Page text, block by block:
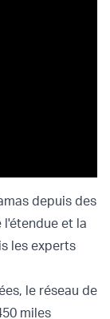
depuis des
l'étendue et la
les experts
le réseau de
miles